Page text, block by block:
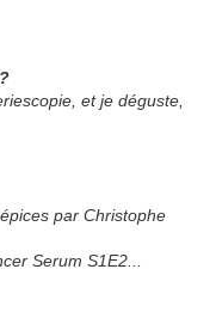
et je déguste,
Serum S1E2...